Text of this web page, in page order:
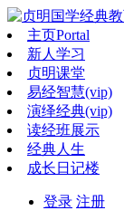
主页Portal
新人学习
贞明课堂
易经智慧(vip)
演绎经典(vip)
读经班展示
经典人生
成长日记楼
登录 注册